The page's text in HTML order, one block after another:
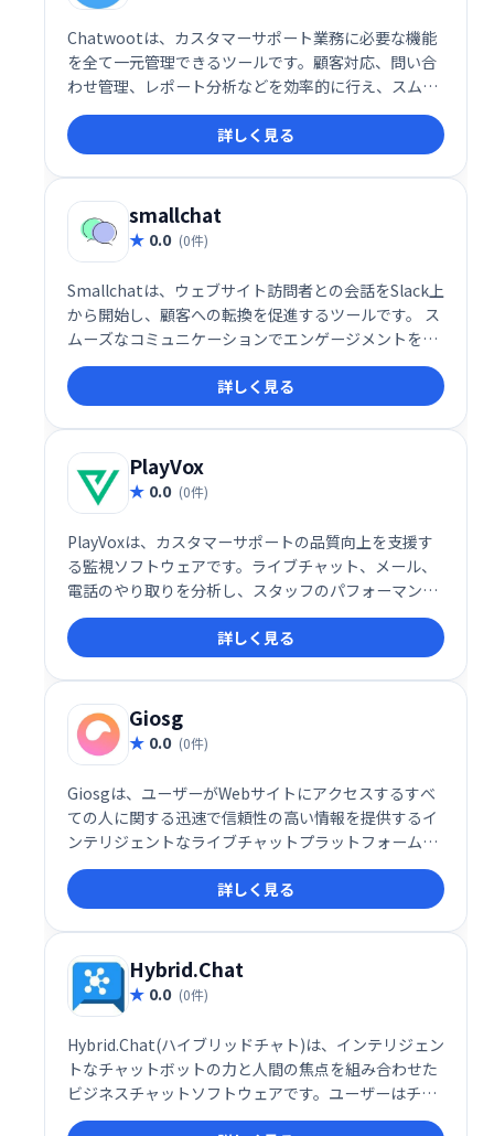
Chatwootは、カスタマーサポート業務に必要な機能
を全て一元管理できるツールです。顧客対応、問い合
わせ管理、レポート分析などを効率的に行え、スムー
ズな顧客コミュニケーションを実現します。導入コス
トを抑え、生産性向上に貢献します。
詳しく見る
smallchat
0.0 (0件)
Smallchatは、ウェブサイト訪問者との会話をSlack上
から開始し、顧客への転換を促進するツールです。 ス
ムーズなコミュニケーションでエンゲージメントを高
め、リード獲得を支援します。 ウェブサイトへのアク
セス数を売上につなげたい企業様におすすめです。
詳しく見る
PlayVox
0.0 (0件)
PlayVoxは、カスタマーサポートの品質向上を支援す
る監視ソフトウェアです。ライブチャット、メール、
電話のやり取りを分析し、スタッフのパフォーマンス
や顧客体験を評価。わずか5分でQA監視プログラムを
作成でき、コーチングやモチベーション向上に役立ち
ます。全チャネルの顧客対応を分析することで、より
効果的なサポート体制を構築できます。
詳しく見る
Giosg
0.0 (0件)
Giosgは、ユーザーがWebサイトにアクセスするすべ
ての人に関する迅速で信頼性の高い情報を提供するイ
ンテリジェントなライブチャットプラットフォームで
す。このシステムは、各訪問者をスキャンして、行動
レポートに基づいて、それらが「ホット」または「コ
ールド」の見込み客かどうかを評価するようにも設計
されています。
詳しく見る
Hybrid.Chat
0.0 (0件)
Hybrid.Chat(ハイブリッドチャト)は、インテリジェン
トなチャットボットの力と人間の焦点を組み合わせた
ビジネスチャットソフトウェアです。ユーザーはチャ
ットボットを作成して展開し、顧客、訪問者、潜在的